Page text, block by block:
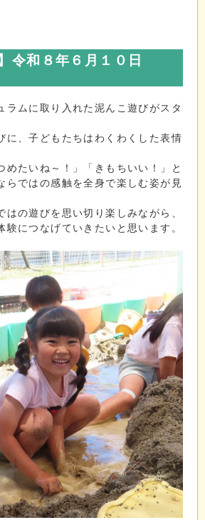
】令和８年６月１０日
ラムに取り入れた泥んこ遊びがスタ
に、子どもたちはわくわくした表情
めたいね～！」「きもちいい！」と
らではの感触を全身で楽しむ姿が見
はの遊びを思い切り楽しみながら、
験につなげていきたいと思います。